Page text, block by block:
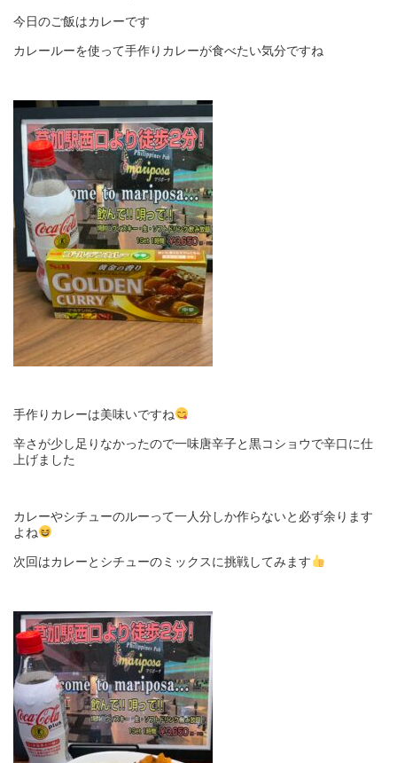
今日のご飯はカレーです
カレールーを使って手作りカレーが食べたい気分ですね
手作りカレーは美味いですね
辛さが少し足りなかったので一味唐辛子と黒コショウで辛口に仕
上げました
カレーやシチューのルーって一人分しか作らないと必ず余ります
よね
次回はカレーとシチューのミックスに挑戦してみます